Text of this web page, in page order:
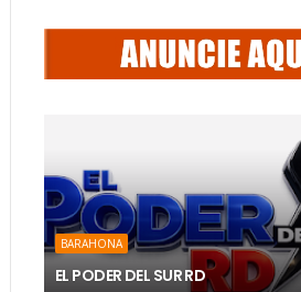
BARAHONA
EL PODER DEL SUR RD